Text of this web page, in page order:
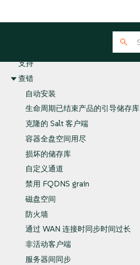
支持
查错
自动安装
生命周期已结束产品的引导储存库
克隆的 Salt 客户端
容器全盘空间用尽
损坏的储存库
自定义通道
禁用 FQDNS grain
磁盘空间
防火墙
通过 WAN 连接时同步时间过长
非活动客户端
服务器间同步